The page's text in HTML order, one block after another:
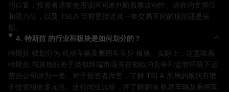
的位置，投资者通常使用该区间来判断股票波动性、潜在的支撑位
和阻力位，以及 TSLA 目前更接近其一年交易区间的顶部还是底
部。
4. 特斯拉的行业和板块是如何划分的？
特斯拉 被划分为 机动车辆及乘用车车身
特斯拉 与其他服务于类似终端市场并在相似的竞争和监管环境下运
营的公司归为一类。对于投资者而言，了解 TSLA 所属的板块有助
于投资组合多元化、进行同业比较，并了解影响 机动车辆及乘用车